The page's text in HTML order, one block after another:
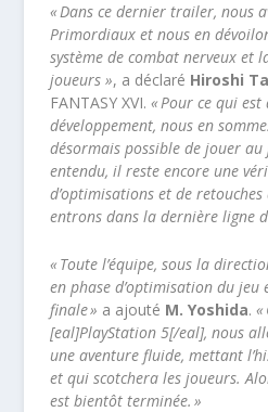
« Dans ce dernier trailer, nous
Primordiaux et nous en
système de combat nerveux et
joueurs », a déclaré Hiroshi
FANTASY XVI. « Pour ce qui est
développement, nous en
désormais possible de jouer
entendu, il reste encore une
d’optimisations et de
entrons dans la dernière ligne
« Toute l’équipe, sous la
en phase d’optimisation du jeu
finale » a ajouté M. Yoshida.
[eal]PlayStation 5[/eal], nous
une aventure fluide, mettant
et qui scotchera les joueurs.
est bientôt terminée. »